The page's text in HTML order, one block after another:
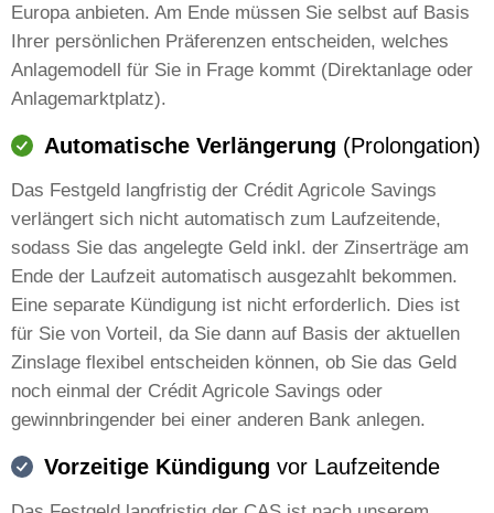
Europa anbieten. Am Ende müssen Sie selbst auf Basis
Ihrer persönlichen Präferenzen entscheiden, welches
Anlagemodell für Sie in Frage kommt (Direktanlage oder
Anlagemarktplatz).
Automatische Verlängerung (Prolongation)
Das Festgeld langfristig der Crédit Agricole Savings
verlängert sich nicht automatisch zum Laufzeitende,
sodass Sie das angelegte Geld inkl. der Zinserträge am
Ende der Laufzeit automatisch ausgezahlt bekommen.
Eine separate Kündigung ist nicht erforderlich. Dies ist
für Sie von Vorteil, da Sie dann auf Basis der aktuellen
Zinslage flexibel entscheiden können, ob Sie das Geld
noch einmal der Crédit Agricole Savings oder
gewinnbringender bei einer anderen Bank anlegen.
Vorzeitige Kündigung vor Laufzeitende